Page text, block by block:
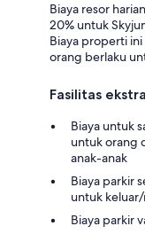
Biaya resor
20% untuk
Biaya properti
orang berlaku
Fasilitas
Biaya untuk
untuk orang
anak-anak
Biaya parkir
untuk
Biaya parkir